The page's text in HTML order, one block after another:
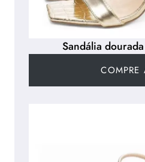
Sandália
COMPRE